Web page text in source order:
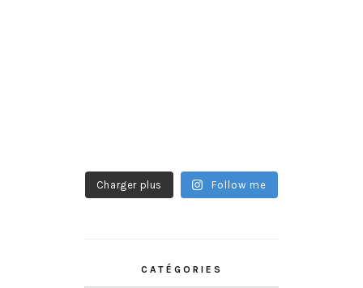
Charger plus Follow me
CATÉGORIES